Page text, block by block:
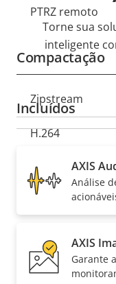
Descrição
propriedade
PTRZ remoto
Compactação
Descrição
da
propriedade
Zipstream
H.264
H.265
Descrição
Suporte a áudio
Torne sua
inteligente
Incluídos
AXIS
Análise
AXIS
Garante